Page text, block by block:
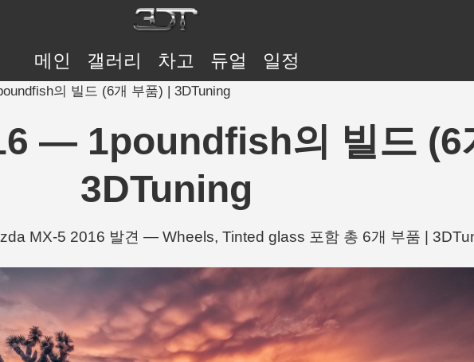
메인 갤러리 차고 듀얼 일정
의 빌드 (6개 부품) | 3DTuning
— 1poundfish의 빌드 (6
3DTuning
MX-5 2016 발견 — Wheels, Tinted glass 포함 총 6개 부품 |